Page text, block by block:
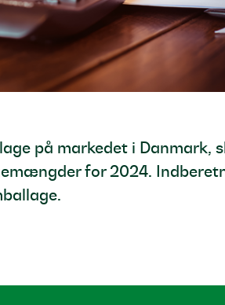
på markedet i Danmark,
for 2024.